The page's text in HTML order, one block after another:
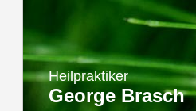
Heilpraktiker
George Brasch